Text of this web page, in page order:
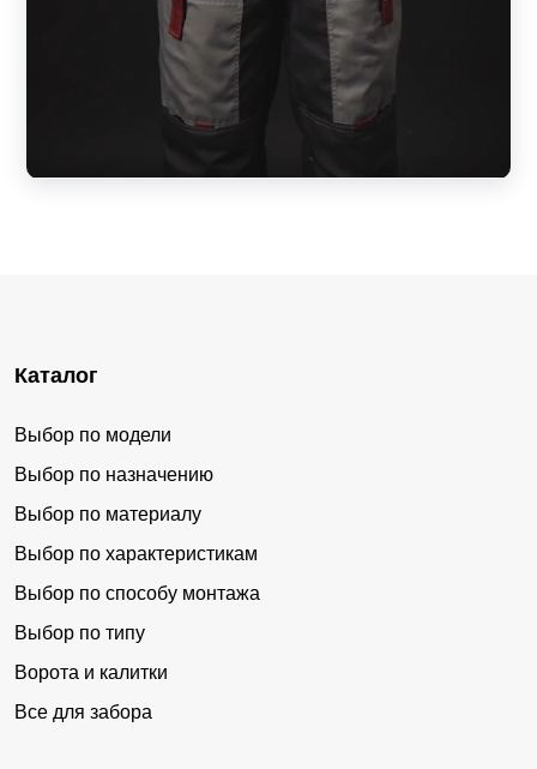
Каталог
Выбор по модели
Выбор по назначению
Выбор по материалу
Выбор по характеристикам
Выбор по способу монтажа
Выбор по типу
Ворота и калитки
Все для забора